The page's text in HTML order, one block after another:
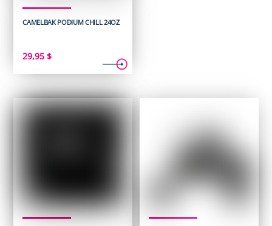
CAMELBAK PODIUM CHILL 24OZ
29,95$